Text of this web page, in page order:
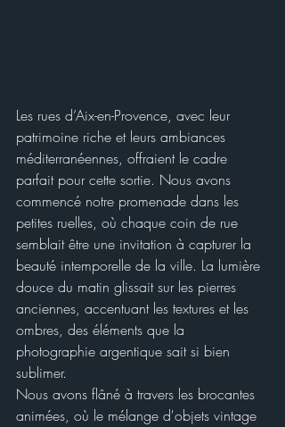
Les rues d’Aix-en-Provence, avec leur
patrimoine riche et leurs ambiances
méditerranéennes, offraient le cadre
parfait pour cette sortie. Nous avons
commencé notre promenade dans les
petites ruelles, où chaque coin de rue
semblait être une invitation à capturer la
beauté intemporelle de la ville. La lumière
douce du matin glissait sur les pierres
anciennes, accentuant les textures et les
ombres, des éléments que la
photographie argentique sait si bien
sublimer.
Nous avons flâné à travers les brocantes
animées, où le mélange d'objets vintage